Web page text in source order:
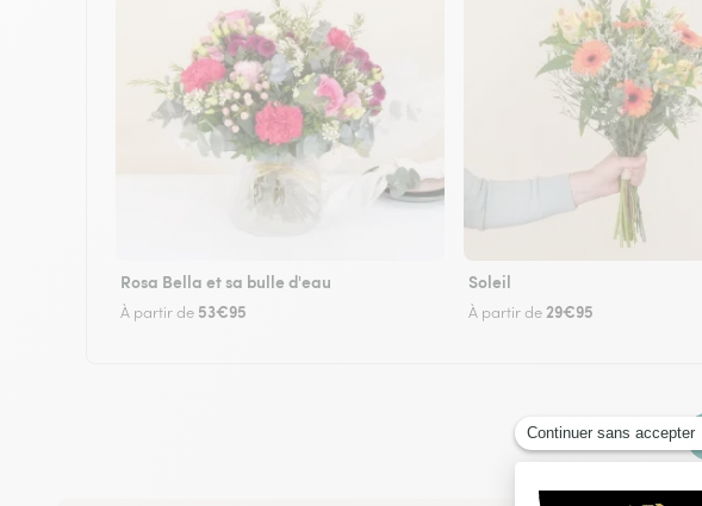
Rosa Bella et sa bulle d'eau
À partir de 53€95
Soleil
À partir de 29€95